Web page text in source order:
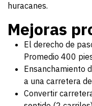
huracanes.
Mejoras
El derecho de
Promedio 400
Ensanchamiento
a una carretera
Convertir